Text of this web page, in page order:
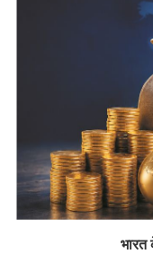
भारत